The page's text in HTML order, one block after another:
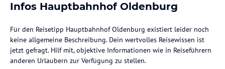
Infos Hauptbahnhof Oldenburg
Für den Reisetipp Hauptbahnhof Oldenburg existiert leider noch
keine allgemeine Beschreibung. Dein wertvolles Reisewissen ist
jetzt gefragt. Hilf mit, objektive Informationen wie in Reiseführern
anderen Urlaubern zur Verfügung zu stellen.